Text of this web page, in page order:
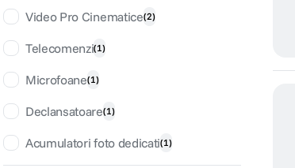
Video Pro Cinematice(2)
Telecomenzi(1)
Microfoane(1)
Declansatoare(1)
Acumulatori foto dedicati(1)